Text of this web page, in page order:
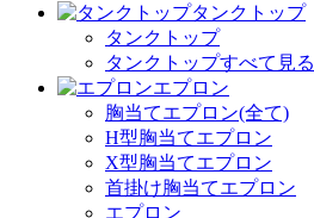
タンクトップ
タンクトップ
タンクトップすべて見る
エプロン
胸当てエプロン(全て)
H型胸当てエプロン
X型胸当てエプロン
首掛け胸当てエプロン
エプロン